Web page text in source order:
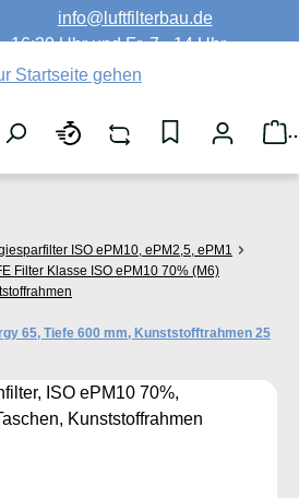
info@luftfilterbau.de
16:30 Uhr und Fr. 7 - 14 Uhr
ISO ePM10, ePM2,5, ePM1
Filter Klasse ISO ePM10 70% (M6)
65, Tiefe 600 mm, Kunststofftrahmen 25